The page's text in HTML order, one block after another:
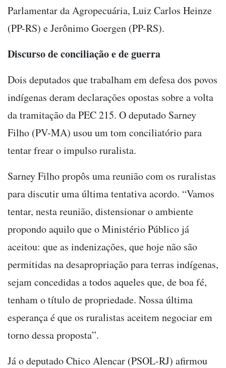
Parlamentar da Agropecuária, Luiz Carlos Heinze
(PP-RS) e Jerônimo Goergen (PP-RS).
Discurso de conciliação e de guerra
Dois deputados que trabalham em defesa dos povos
indígenas deram declarações opostas sobre a volta
da tramitação da PEC 215. O deputado Sarney
Filho (PV-MA) usou um tom conciliatório para
tentar frear o impulso ruralista.
Sarney Filho propôs uma reunião com os ruralistas
para discutir uma última tentativa acordo. “Vamos
tentar, nesta reunião, distensionar o ambiente
propondo aquilo que o Ministério Público já
aceitou: que as indenizações, que hoje não são
permitidas na desapropriação para terras indígenas,
sejam concedidas a todos aqueles que, de boa fé,
tenham o título de propriedade. Nossa última
esperança é que os ruralistas aceitem negociar em
torno dessa proposta”.
Já o deputado Chico Alencar (PSOL-RJ) afirmou